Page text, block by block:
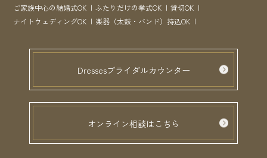
ご家族中心の結婚式OK
ふたりだけの挙式OK
貸切OK
ナイトウェディングOK
楽器（太鼓・バンド）持込OK
Dressesブライダルカウンター
オンライン相談はこちら